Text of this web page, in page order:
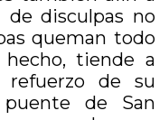
de disculpas no
queman todo
tiende a
de su
de San